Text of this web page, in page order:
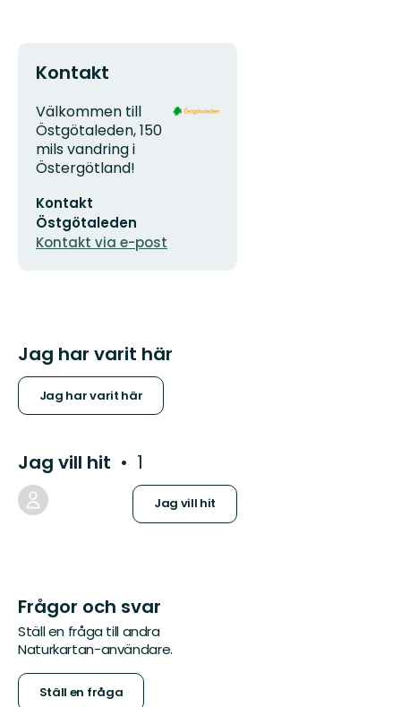
Kontakt
Adress
Välkommen till
Östgötaleden, 150
mils vandring i
Östergötland!
postadress
Kontakt
Östgötaleden
Kontakt via e-post
Organisationens
Jag har varit här
Jag har varit här
Jag vill hit 1
Jag vill hit
Frågor och svar
Ställ en fråga till andra
Naturkartan-användare.
Ställ en fråga